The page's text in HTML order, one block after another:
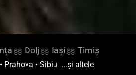
§§ Dolj §§ Iași §§ Timiș
Prahova • Sibiu ...și altele